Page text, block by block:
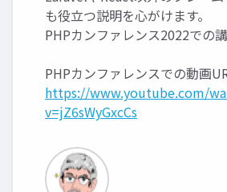
も役立つ説明を心がけます。
PHPカンファレンス2022での講
PHPカンファレンスでの動画
https://www.youtube.com/
v=jZ6sWyGxcCs